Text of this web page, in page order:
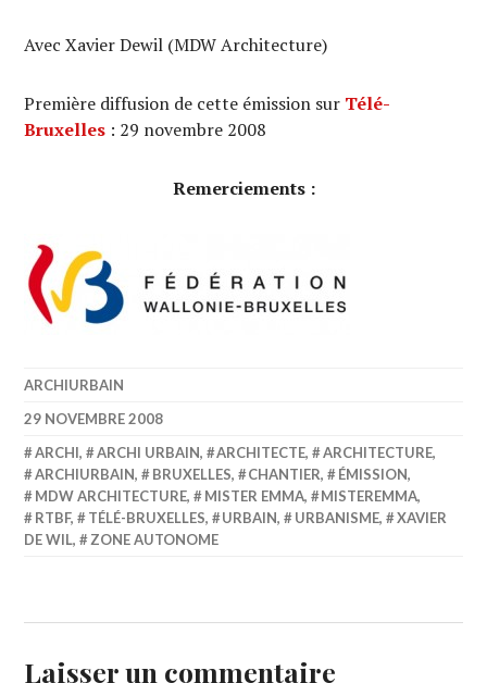
Avec Xavier Dewil (MDW Architecture)
Première diffusion de cette émission sur Télé-
Bruxelles : 29 novembre 2008
Remerciements :
ARCHIURBAIN
29 NOVEMBRE 2008
ARCHI, ARCHI URBAIN, ARCHITECTE, ARCHITECTURE,
ARCHIURBAIN, BRUXELLES, CHANTIER, ÉMISSION,
MDW ARCHITECTURE, MISTER EMMA, MISTEREMMA,
RTBF, TÉLÉ-BRUXELLES, URBAIN, URBANISME,
XAVIER
DE WIL, ZONE AUTONOME
Laisser un commentaire